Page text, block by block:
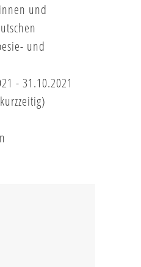
und
und
- 31.10.2021